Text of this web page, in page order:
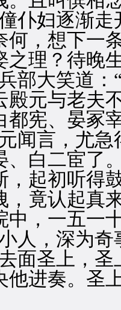
仆妇逐渐
何，想下一
之理？待晚
部大笑道
殿元与老夫
都宪、晏冢
闻言，尤
、白二宦了
起初听得鼓
，竟认起真
中，一五一
人，深为
面圣上，
他进奏。圣